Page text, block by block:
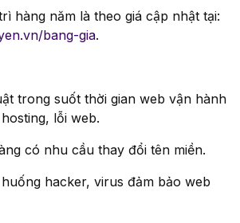
hàng năm là theo giá cập nhật tại:
bang-gia.
trong suốt thời gian web vận hành
lỗi web.
có nhu cầu thay đổi tên miền.
hacker, virus đảm bảo web